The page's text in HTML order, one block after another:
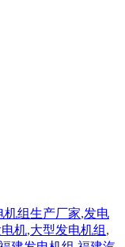
机组生产厂家,发电
机,大型发电机组 ,